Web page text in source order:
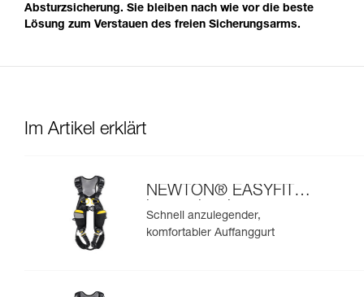
Absturzsicherung. Sie bleiben nach wie vor die beste
Lösung zum Verstauen des freien Sicherungsarms.
Im Artikel erklärt
NEWTON® EASYFIT
internationale
Ausführung
Schnell anzulegender,
komfortabler Auffanggurt